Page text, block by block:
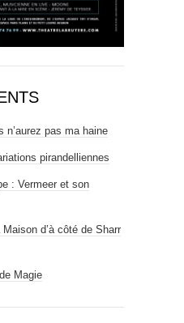
n’aurez pas ma haine
pirandelliennes
: Vermeer et son
d’à côté de Sharr
Magie